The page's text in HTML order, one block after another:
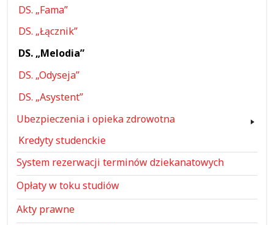
DS. „Fama”
DS. „Łącznik”
DS. „Melodia”
DS. „Odyseja”
DS. „Asystent”
Ubezpieczenia i opieka zdrowotna
Kredyty studenckie
System rezerwacji terminów dziekanatowych
Opłaty w toku studiów
Akty prawne